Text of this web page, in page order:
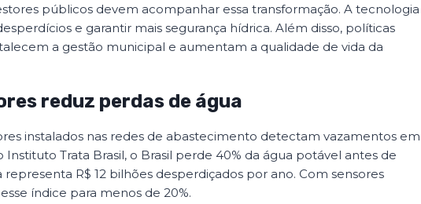
públicos devem acompanhar essa transformação. A tecnologia
e garantir mais segurança hídrica. Além disso, políticas
a gestão municipal e aumentam a qualidade de vida da
reduz perdas de água
instalados nas redes de abastecimento detectam vazamentos em
Trata Brasil, o Brasil perde 40% da água potável antes de
representa R$ 12 bilhões desperdiçados por ano. Com sensores
índice para menos de 20%.